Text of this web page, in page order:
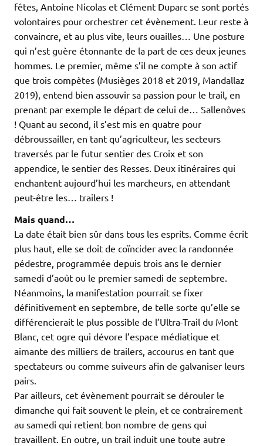
fêtes, Antoine Nicolas et Clément Duparc se sont portés
volontaires pour orchestrer cet évènement. Leur reste à
convaincre, et au plus vite, leurs ouailles… Une posture
qui n’est guère étonnante de la part de ces deux jeunes
hommes. Le premier, même s’il ne compte à son actif
que trois compètes (Musièges 2018 et 2019, Mandallaz
2019), entend bien assouvir sa passion pour le trail, en
prenant par exemple le départ de celui de… Sallenôves
! Quant au second, il s’est mis en quatre pour
débroussailler, en tant qu’agriculteur, les secteurs
traversés par le futur sentier des Croix et son
appendice, le sentier des Resses. Deux itinéraires qui
enchantent aujourd’hui les marcheurs, en attendant
peut-être les… trailers !
Mais quand…
La date était bien sûr dans tous les esprits. Comme écrit
plus haut, elle se doit de coïncider avec la randonnée
pédestre, programmée depuis trois ans le dernier
samedi d’août ou le premier samedi de septembre.
Néanmoins, la manifestation pourrait se fixer
définitivement en septembre, de telle sorte qu’elle se
différencierait le plus possible de l’Ultra-Trail du Mont
Blanc, cet ogre qui dévore l’espace médiatique et
aimante des milliers de trailers, accourus en tant que
spectateurs ou comme suiveurs afin de galvaniser leurs
pairs.
Par ailleurs, cet évènement pourrait se dérouler le
dimanche qui fait souvent le plein, et ce contrairement
au samedi qui retient bon nombre de gens qui
travaillent. En outre, un trail induit une toute autre